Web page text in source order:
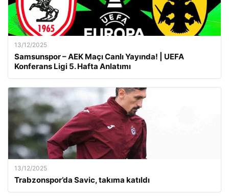
13/12/2025
Samsunspor – AEK Maçı Canlı Yayında! | UEFA
Konferans Ligi 5. Hafta Anlatımı
13/12/2025
Trabzonspor’da Savic, takıma katıldı